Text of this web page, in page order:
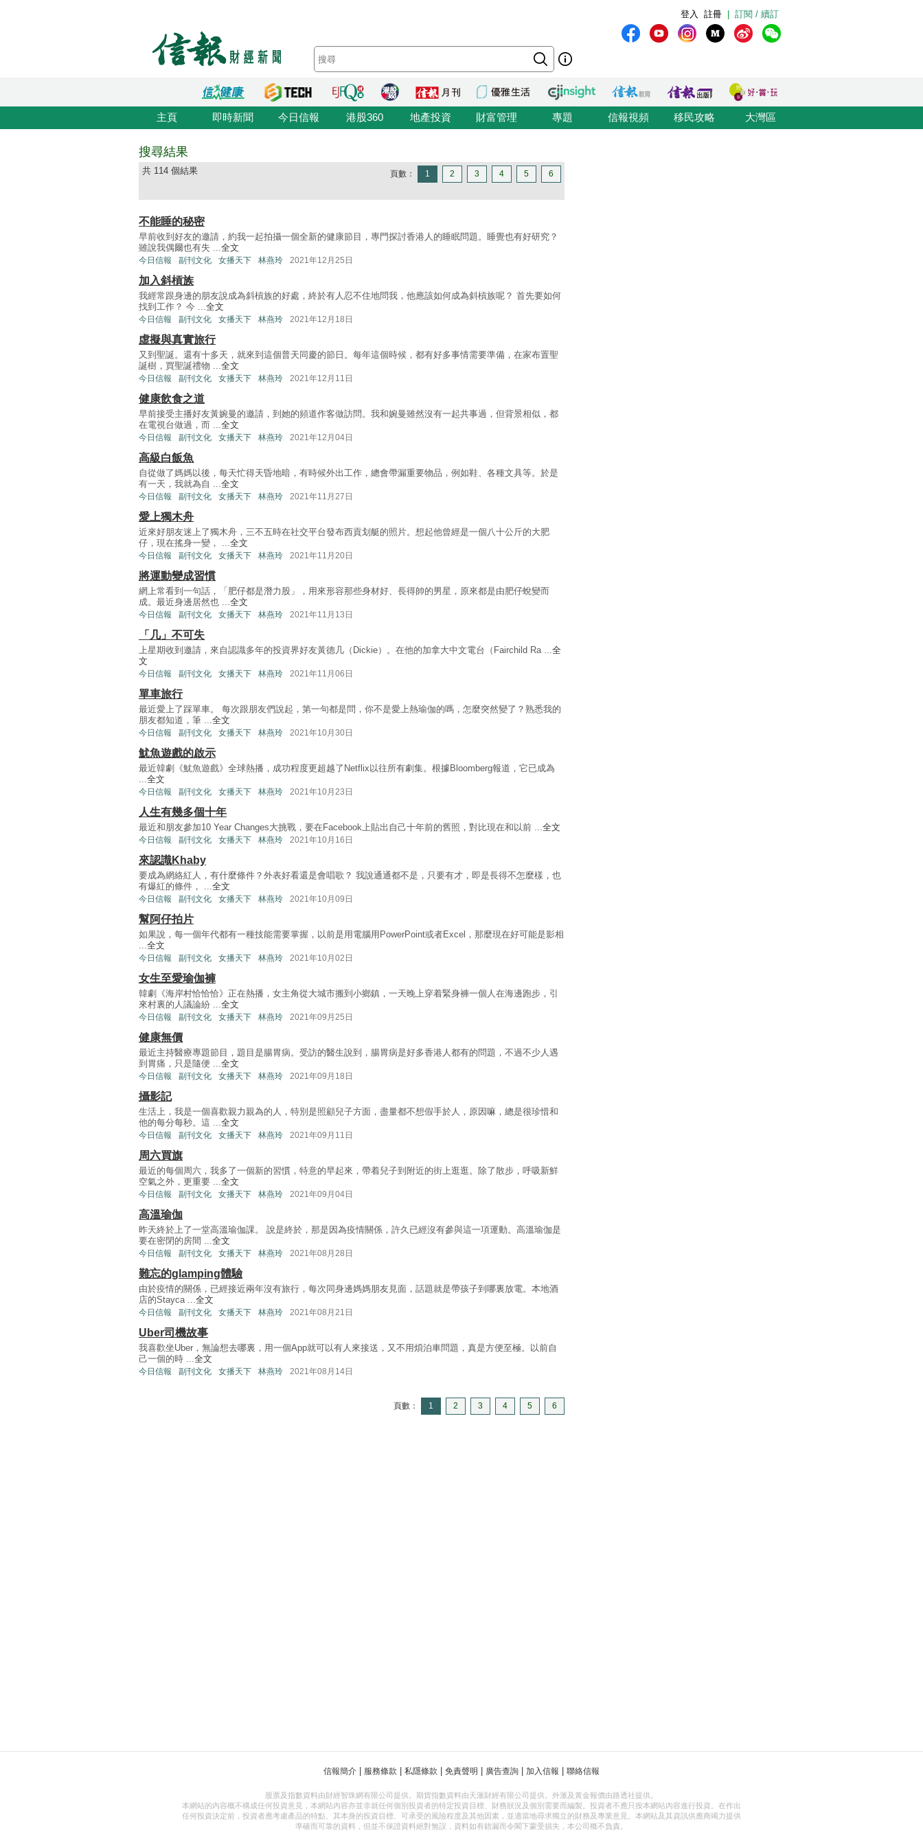
訂閱 / 續訂
註冊
登入
主頁 即時新聞 今日信報 港股360 地產投資 財富管理 專題 信報視頻 移民攻略 大灣區
搜尋結果
共 114 個結果 頁數： 1 2 3 4 5 6
不能睡的秘密
早前收到好友的邀請，約我一起拍攝一個全新的健康節目，專門探討香港人的睡眠問題。睡覺也有好研究？
雖說我偶爾也有失 ...全文
今日信報 副刊文化 女播天下 林燕玲 2021年12月25日
加入斜槓族
我經常跟身邊的朋友說成為斜槓族的好處，終於有人忍不住地問我，他應該如何成為斜槓族呢？ 首先要如何
找到工作？ 今 ...全文
今日信報 副刊文化 女播天下 林燕玲 2021年12月18日
虛擬與真實旅行
又到聖誕。還有十多天，就來到這個普天同慶的節日。每年這個時候，都有好多事情需要準備，在家布置聖
誕樹，買聖誕禮物 ...全文
今日信報 副刊文化 女播天下 林燕玲 2021年12月11日
健康飲食之道
早前接受主播好友黃婉曼的邀請，到她的頻道作客做訪問。我和婉曼雖然沒有一起共事過，但背景相似，都
在電視台做過，而 ...全文
今日信報 副刊文化 女播天下 林燕玲 2021年12月04日
高級白飯魚
自從做了媽媽以後，每天忙得天昏地暗，有時候外出工作，總會帶漏重要物品，例如鞋、各種文具等。於是
有一天，我就為自 ...全文
今日信報 副刊文化 女播天下 林燕玲 2021年11月27日
愛上獨木舟
近來好朋友迷上了獨木舟，三不五時在社交平台發布西貢划艇的照片。想起他曾經是一個八十公斤的大肥
仔，現在搖身一變， ...全文
今日信報 副刊文化 女播天下 林燕玲 2021年11月20日
將運動變成習慣
網上常看到一句話，「肥仔都是潛力股」，用來形容那些身材好、長得帥的男星，原來都是由肥仔蛻變而
成。最近身邊居然也 ...全文
今日信報 副刊文化 女播天下 林燕玲 2021年11月13日
「几」不可失
上星期收到邀請，來自認識多年的投資界好友黃德几（Dickie）。在他的加拿大中文電台（Fairchild Ra ...全
文
今日信報 副刊文化 女播天下 林燕玲 2021年11月06日
單車旅行
最近愛上了踩單車。 每次跟朋友們說起，第一句都是問，你不是愛上熱瑜伽的嗎，怎麼突然變了？熟悉我的
朋友都知道，筆 ...全文
今日信報 副刊文化 女播天下 林燕玲 2021年10月30日
魷魚遊戲的啟示
最近韓劇《魷魚遊戲》全球熱播，成功程度更超越了Netflix以往所有劇集。根據Bloomberg報道，它已成為
...全文
今日信報 副刊文化 女播天下 林燕玲 2021年10月23日
人生有幾多個十年
最近和朋友參加10 Year Changes大挑戰，要在Facebook上貼出自己十年前的舊照，對比現在和以前 ...全文
今日信報 副刊文化 女播天下 林燕玲 2021年10月16日
來認識Khaby
要成為網絡紅人，有什麼條件？外表好看還是會唱歌？ 我說通通都不是，只要有才，即是長得不怎麼樣，也
有爆紅的條件， ...全文
今日信報 副刊文化 女播天下 林燕玲 2021年10月09日
幫阿仔拍片
如果說，每一個年代都有一種技能需要掌握，以前是用電腦用PowerPoint或者Excel，那麼現在好可能是影相
...全文
今日信報 副刊文化 女播天下 林燕玲 2021年10月02日
女生至愛瑜伽褲
韓劇《海岸村恰恰恰》正在熱播，女主角從大城市搬到小鄉鎮，一天晚上穿着緊身褲一個人在海邊跑步，引
來村裏的人議論紛 ...全文
今日信報 副刊文化 女播天下 林燕玲 2021年09月25日
健康無價
最近主持醫療專題節目，題目是腸胃病。受訪的醫生說到，腸胃病是好多香港人都有的問題，不過不少人遇
到胃痛，只是隨便 ...全文
今日信報 副刊文化 女播天下 林燕玲 2021年09月18日
攝影記
生活上，我是一個喜歡親力親為的人，特別是照顧兒子方面，盡量都不想假手於人，原因嘛，總是很珍惜和
他的每分每秒。這 ...全文
今日信報 副刊文化 女播天下 林燕玲 2021年09月11日
周六買旗
最近的每個周六，我多了一個新的習慣，特意的早起來，帶着兒子到附近的街上逛逛。除了散步，呼吸新鮮
空氣之外，更重要 ...全文
今日信報 副刊文化 女播天下 林燕玲 2021年09月04日
高溫瑜伽
昨天終於上了一堂高溫瑜伽課。 說是終於，那是因為疫情關係，許久已經沒有參與這一項運動。高溫瑜伽是
要在密閉的房間 ...全文
今日信報 副刊文化 女播天下 林燕玲 2021年08月28日
難忘的glamping體驗
由於疫情的關係，已經接近兩年沒有旅行，每次同身邊媽媽朋友見面，話題就是帶孩子到哪裏放電。本地酒
店的Stayca ...全文
今日信報 副刊文化 女播天下 林燕玲 2021年08月21日
Uber司機故事
我喜歡坐Uber，無論想去哪裏，用一個App就可以有人來接送，又不用煩泊車問題，真是方便至極。以前自
己一個的時 ...全文
今日信報 副刊文化 女播天下 林燕玲 2021年08月14日
頁數： 1 2 3 4 5 6
信報簡介 服務條款 私隱條款 免責聲明 廣告查詢 加入信報 聯絡信報
股票及指數資料由財經智珠網有限公司提供。期貨指數資料由天滙財經有限公司提供。外滙及黃金報價由路透社提供。
本網站的內容概不構成任何投資意見，本網站內容亦並非就任何個別投資者的特定投資目標、財務狀況及個別需要而編製。投資者不應只按本網站內容進行投資。在作出
任何投資決定前，投資者應考慮產品的特點、其本身的投資目標、可承受的風險程度及其他因素，並適當地尋求獨立的財務及專業意見。本網站及其資訊供應商竭力提供
準確而可靠的資料，但並不保證資料絕對無誤，資料如有錯漏而令閣下蒙受損失，本公司概不負責。